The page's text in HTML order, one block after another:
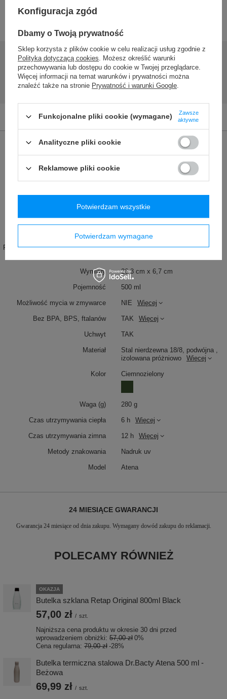
DO POBRANIA
Zasoby dotyczące bezpieczeństwa i produktów
Instrukcja obsługi
Instrukcja-Atena
Marka
produkt na terenie UE
Więcej
Gwarancja 24 miesiące gwarancji
Informacje o bezpieczeństwie
Produkt wprowadzony do obrotu na
TAK
Wymiary 26,3 cm x 6,7 cm
Pojemność 500 ml
Możliwość mycia w zmywarce NIE Więcej
Bez BPA, BPS, ftalanów TAK Więcej
Uchwyt TAK
Materiał
Stal nierdzewna 18/8, podwójna ,
izolowana próżniowo
Więcej
Kolor Ciemnozielony
Waga (g) 280 g
Czas utrzymywania ciepła 6 h Więcej
Czas utrzymywania zimna 12 h Więcej
Metody znakowania Nadruk uv
Model Atena
24 MIESIĄCE GWARANCJI
Gwarancja 24 miesiące od dnia zakupu. Wymagany dowód zakupu do reklamacji.
POLECAMY RÓWNIEŻ
OKAZJA
Butelka szklana Retap Original 800ml Black
57,00 zł / szt.
Najniższa cena produktu w okresie 30 dni przed
wprowadzeniem obniżki: 57,00 zł 0%
Cena regularna: 79,00 zł -28%
Butelka termiczna stalowa Dr.Bacty Atena 500 ml -
Beżowa
69,99 zł / szt.
Konfiguracja zgód
Dbamy o Twoją prywatność
Sklep korzysta z plików cookie w celu realizacji usług zgodnie z
Polityką dotyczącą cookies. Możesz określić warunki
przechowywania lub dostępu do cookie w Twojej przeglądarce.
Więcej informacji na temat warunków i prywatności można
znaleźć także na stronie Prywatność i warunki Google.
Funkcjonalne pliki cookie (wymagane)
Zawsze
aktywne
Analityczne pliki cookie
Reklamowe pliki cookie
Potwierdzam wymagane
Potwierdzam wszystkie